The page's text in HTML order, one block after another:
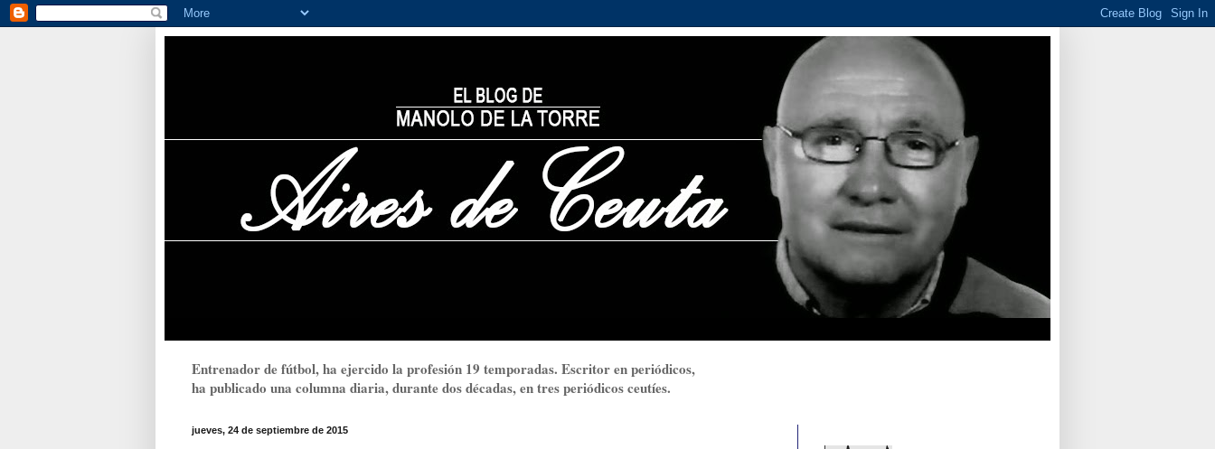
Entrenador de fútbol, ha ejercido la profesión 19 temporadas. Escritor en periódicos,
ha publicado una columna diaria, durante dos décadas, en tres periódicos ceutíes.
jueves, 24 de septiembre de 2015